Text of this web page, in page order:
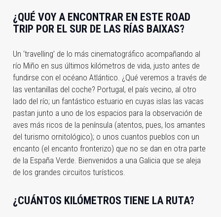
¿QUÉ VOY A ENCONTRAR EN ESTE ROAD
TRIP POR EL SUR DE LAS RÍAS BAIXAS?
Un ‘travelling’ de lo más cinematográfico acompañando al
río Miño en sus últimos kilómetros de vida, justo antes de
fundirse con el océano Atlántico. ¿Qué veremos a través de
las ventanillas del coche? Portugal, el país vecino, al otro
lado del río; un fantástico estuario en cuyas islas las vacas
pastan junto a uno de los espacios para la observación de
aves más ricos de la península (atentos, pues, los amantes
del turismo ornitológico); o unos cuantos pueblos con un
encanto (el encanto fronterizo) que no se dan en otra parte
de la España Verde. Bienvenidos a una Galicia que se aleja
de los grandes circuitos turísticos.
¿CUÁNTOS KILÓMETROS TIENE LA RUTA?